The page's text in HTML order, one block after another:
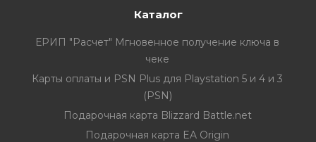
Каталог
ЕРИП "Расчет" Мгновенное получение ключа в
чеке
Карты оплаты и PSN Plus для Playstation 5 и 4 и 3
(PSN)
Подарочная карта Blizzard Battle.net
Подарочная карта EA Origin